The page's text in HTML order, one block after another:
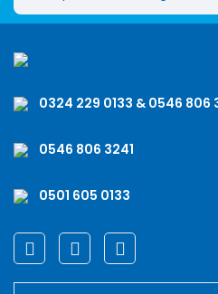
0324 229 0133 & 0546 806
0546 806 3241
0501 605 0133